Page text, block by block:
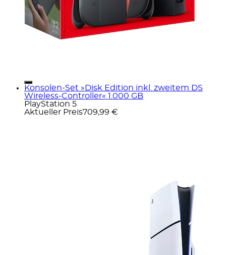
Konsolen-Set »Disk Edition inkl. zweitem DS
Wireless-Controller« 1.000 GB
PlayStation 5
Aktueller Preis709,99 €